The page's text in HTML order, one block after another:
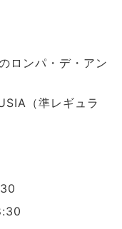
ロンパ・デ・アン
（準レギュラ